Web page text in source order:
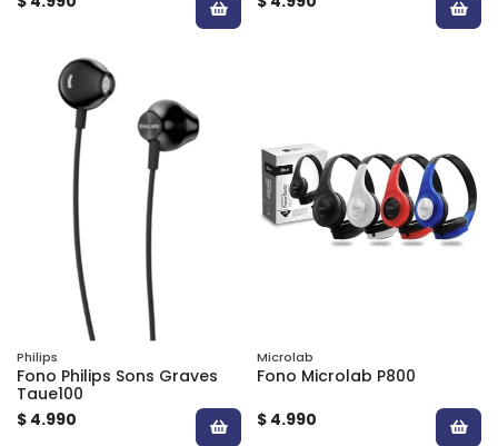
Philips
Fono Philips Sons Graves
Taue100
$ 4.990
Microlab
Fono Microlab P800
$ 4.990